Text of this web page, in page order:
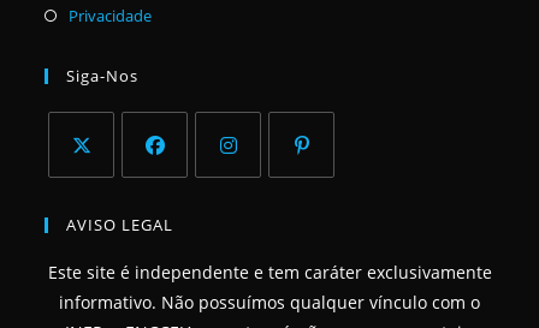
PrivacidadeAbre
aba
Siga-Nos
em
nova
aba
em
nova
aba
nova
aba
nova
aba
AVISO LEGAL
Este site é independente e tem caráter exclusivamente
informativo. Não possuímos qualquer vínculo com o